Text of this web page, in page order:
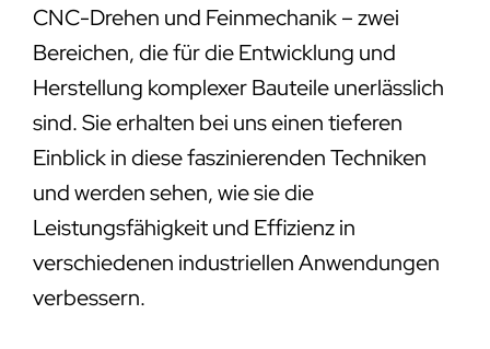
CNC-Drehen und Feinmechanik – zwei
Bereichen, die für die Entwicklung und
Herstellung komplexer Bauteile unerlässlich
sind. Sie erhalten bei uns einen tieferen
Einblick in diese faszinierenden Techniken
und werden sehen, wie sie die
Leistungsfähigkeit und Effizienz in
verschiedenen industriellen Anwendungen
verbessern.